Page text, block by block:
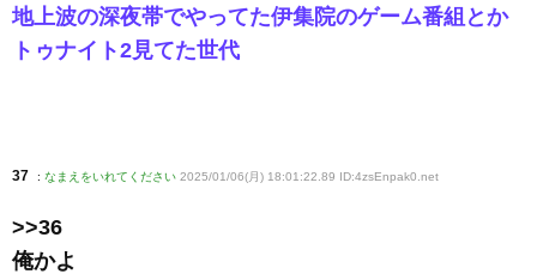
地上波の深夜帯でやってた伊集院のゲーム番組とか
トゥナイト2見てた世代
37 : なまえをいれてください 2025/01/06(月) 18:01:22.89 ID:4zsEnpak0 .net
>>36
俺かよ